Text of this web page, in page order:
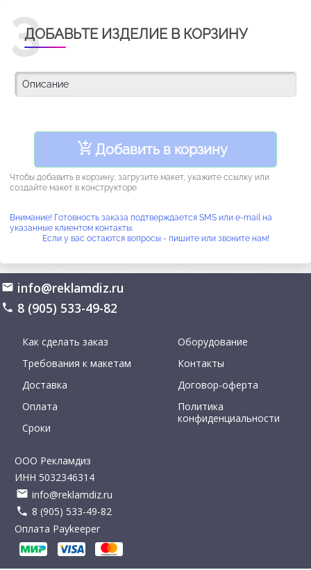
3
ДОБАВЬТЕ ИЗДЕЛИЕ В КОРЗИНУ
Добавить в корзину
Чтобы добавить в корзину, загрузите макет, укажите ссылку или
создайте макет в конструкторе
Внимание! Готовность заказа подтверждается SMS или e-mail на
указанные клиентом контакты.
Если у вас остаются вопросы - пишите или звоните нам!
info@reklamdiz.ru
8 (905) 533-49-82
Как сделать заказ
Требования к макетам
Доставка
Оплата
Сроки
Оборудование
Контакты
Договор-оферта
Политика
конфиденциальности
ООО Рекламдиз
ИНН 5032346314
info@reklamdiz.ru
8 (905) 533-49-82
Оплата Paykeeper